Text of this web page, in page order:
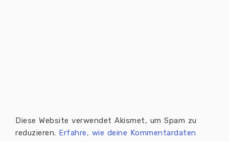
Diese Website verwendet Akismet, um Spam zu
reduzieren. Erfahre, wie deine Kommentardaten